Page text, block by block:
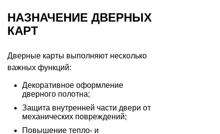
НАЗНАЧЕНИЕ ДВЕРНЫХ
КАРТ
Дверные карты выполняют несколько
важных функций:
Декоративное оформление
дверного полотна;
Защита внутренней части двери от
механических повреждений;
Повышение тепло- и